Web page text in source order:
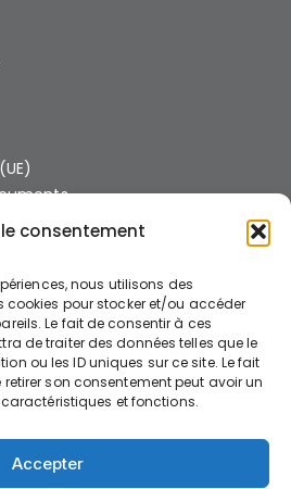
consentement
nous utilisons des
cookies pour stocker et/ou accéder
Le fait de consentir à ces
de traiter des données telles que le
ou les ID uniques sur ce site. Le fait
son consentement peut avoir un
et fonctions.
Accepter
mener un chantier avec
»
ENGINS ELECTRIQUES